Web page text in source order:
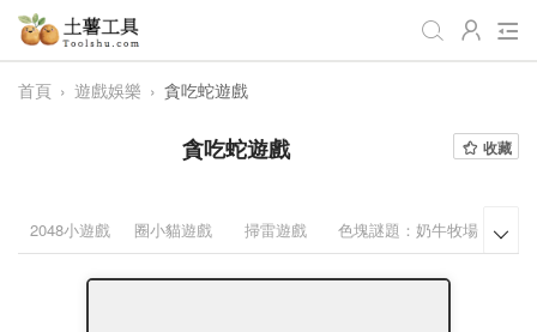
視頻處理
首頁 › 遊戲娛樂 › 貪吃蛇遊戲
貪吃蛇遊戲 收藏
2048小遊戲 圈小貓遊戲 掃雷遊戲 色塊謎題：奶牛牧場 舒
